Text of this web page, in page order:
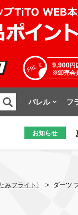
9,900円
※卸売会
バレル フ
お知らせ
みフライト） > ダーツ